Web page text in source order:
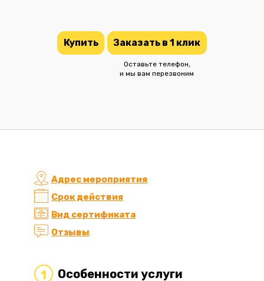
Купить Заказать в 1 клик
Оставьте телефон,
и мы вам перезвоним
Адрес мероприятия
Срок действия
Вид сертификата
Отзывы
1 Особенности услуги